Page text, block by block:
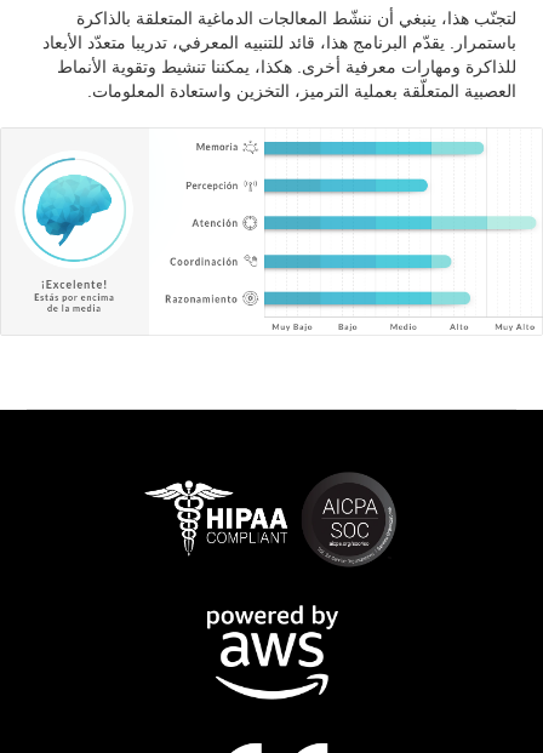
لتجنّب هذا، ينبغي أن ننشّط المعالجات الدماغية المتعلقة بالذاكرة
باستمرار. يقدّم البرنامج هذا، قائد للتنبيه المعرفي، تدريبا متعدّد الأبعاد
للذاكرة ومهارات معرفية أخرى. هكذا، يمكننا تنشيط وتقوية الأنماط
العصبية المتعلّقة بعملية الترميز، التخزين واستعادة المعلومات.